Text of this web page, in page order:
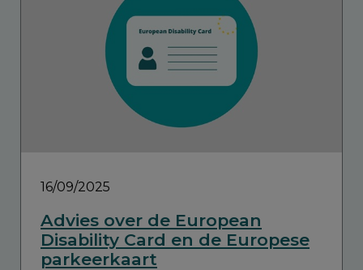
16/09/2025
Advies over de European
Disability Card en de Europese
parkeerkaart